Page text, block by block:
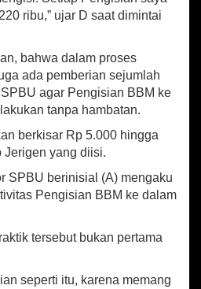
ribu,” ujar D saat dimintai
bahwa dalam proses
ada pemberian sejumlah
agar Pengisian BBM ke
tanpa hambatan.
berkisar Rp 5.000 hingga
Jerigen yang diisi.
SPBU berinisial (A) mengaku
Pengisian BBM ke dalam
tersebut bukan pertama
seperti itu, karena memang